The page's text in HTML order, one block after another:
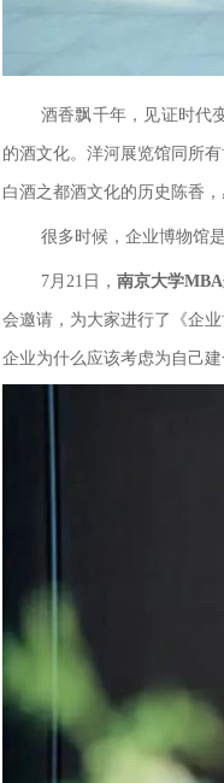
酒香飘千年，见证时代
的酒文化。洋河展览馆同所
白酒之都酒文化的历史陈香
很多时候，企业博物馆
7月21日，南京大学
会邀请，为大家进行了《企
企业为什么应该考虑为自己